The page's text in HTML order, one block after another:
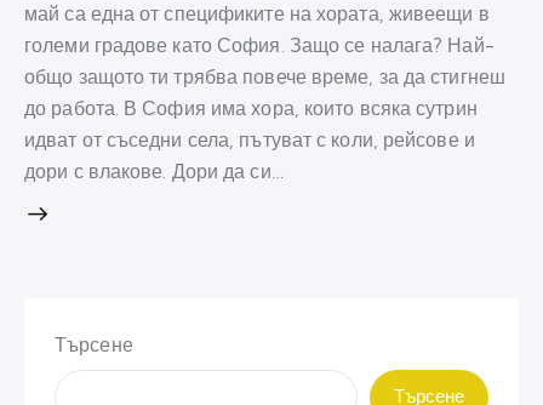
май са една от спецификите на хората, живеещи в
големи градове като София. Защо се налага? Най-
общо защото ти трябва повече време, за да стигнеш
до работа. В София има хора, които всяка сутрин
идват от съседни села, пътуват с коли, рейсове и
дори с влакове. Дори да си…
Търсене
Търсене